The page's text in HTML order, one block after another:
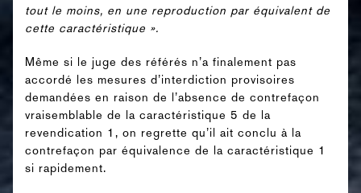
tout le moins, en une reproduction par équivalent de
cette caractéristique ».
Même si le juge des référés n’a finalement pas
accordé les mesures d’interdiction provisoires
demandées en raison de l’absence de contrefaçon
vraisemblable de la caractéristique 5 de la
revendication 1, on regrette qu’il ait conclu à la
contrefaçon par équivalence de la caractéristique 1
si rapidement.